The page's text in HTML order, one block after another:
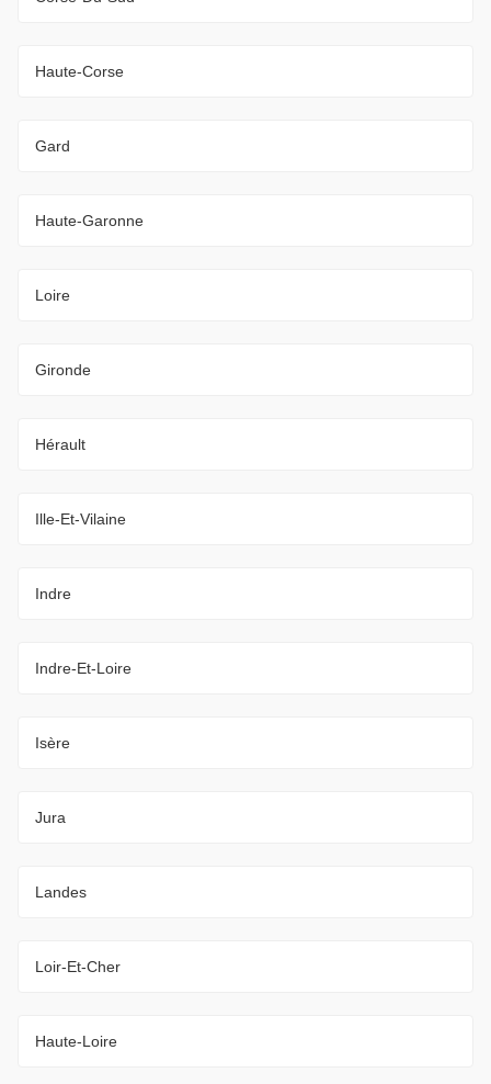
Haute-Corse
Gard
Haute-Garonne
Loire
Gironde
Hérault
Ille-Et-Vilaine
Indre
Indre-Et-Loire
Isère
Jura
Landes
Loir-Et-Cher
Haute-Loire